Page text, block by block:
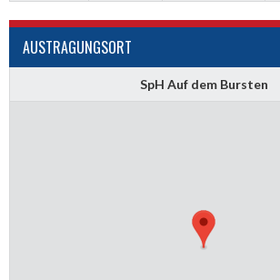
AUSTRAGUNGSORT
SpH Auf dem Bursten